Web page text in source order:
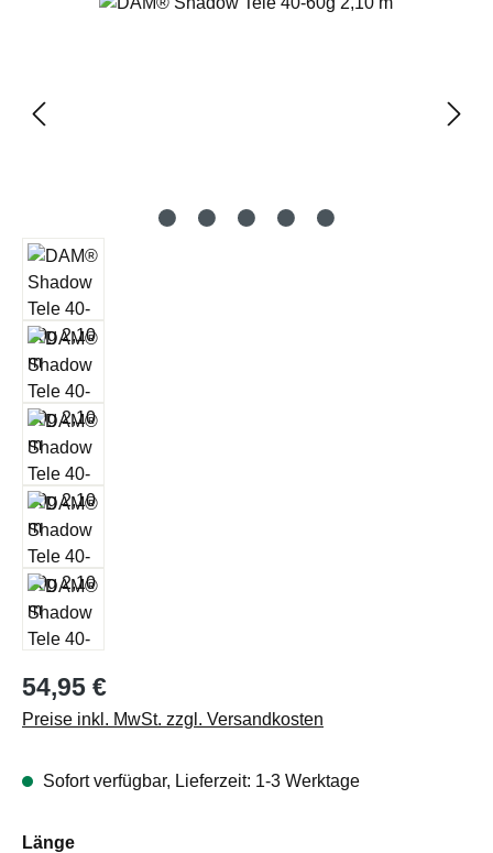
Regulärer Preis:
54,95 €
Preise inkl. MwSt. zzgl. Versandkosten
Sofort verfügbar, Lieferzeit: 1-3 Werktage
Längeauswählen